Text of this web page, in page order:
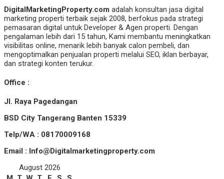
DigitalMarketingProperty.com adalah konsultan jasa digital
marketing properti terbaik sejak 2008, berfokus pada strategi
pemasaran digital untuk Developer & Agen properti. Dengan
pengalaman lebih dari 15 tahun, Kami membantu meningkatkan
visibilitas online, menarik lebih banyak calon pembeli, dan
mengoptimalkan penjualan properti melalui SEO, iklan berbayar,
dan strategi konten terukur.
Office :
Jl. Raya Pagedangan
BSD City Tangerang Banten 15339
Telp/WA : 08170009168
Email : Info@Digitalmarketingproperty.com
August 2026